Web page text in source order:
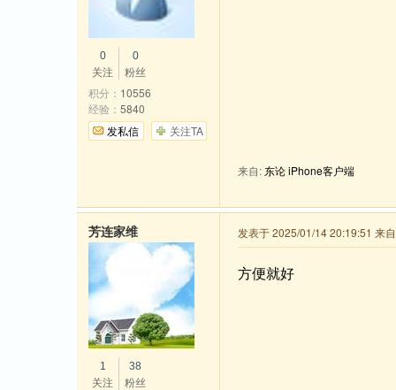
来自:东论 iPhone客户端
0
关注
0
粉丝
积分： 10556
经验： 5840
发私信
关注TA
发表于 2025/01/14 20:19:51 来
方便就好
芳连家维
1
关注
38
粉丝